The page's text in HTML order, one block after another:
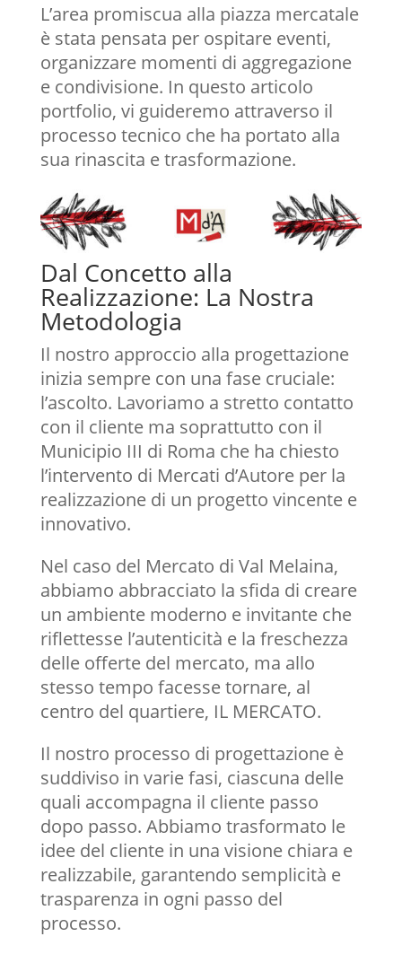
L’area promiscua alla piazza mercatale
è stata pensata per ospitare eventi,
organizzare momenti di aggregazione
e condivisione. In questo articolo
portfolio, vi guideremo attraverso il
processo tecnico che ha portato alla
sua rinascita e trasformazione.
Dal Concetto alla
Realizzazione: La Nostra
Metodologia
Il nostro approccio alla progettazione
inizia sempre con una fase cruciale:
l’ascolto. Lavoriamo a stretto contatto
con il cliente ma soprattutto con il
Municipio III di Roma che ha chiesto
l’intervento di Mercati d’Autore per la
realizzazione di un progetto vincente e
innovativo.
Nel caso del Mercato di Val Melaina,
abbiamo abbracciato la sfida di creare
un ambiente moderno e invitante che
riflettesse l’autenticità e la freschezza
delle offerte del mercato, ma allo
stesso tempo facesse tornare, al
centro del quartiere, IL MERCATO.
Il nostro processo di progettazione è
suddiviso in varie fasi, ciascuna delle
quali accompagna il cliente passo
dopo passo. Abbiamo trasformato le
idee del cliente in una visione chiara e
realizzabile, garantendo semplicità e
trasparenza in ogni passo del
processo.